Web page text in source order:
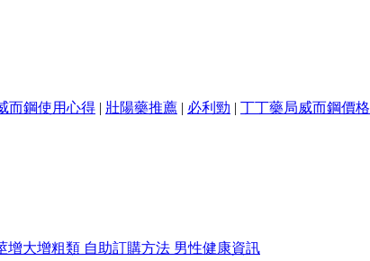
而鋼使用心得 | 壯陽藥推薦 | 必利勁 | 丁丁藥局威而鋼價格
增大增粗類 自助訂購方法 男性健康資訊